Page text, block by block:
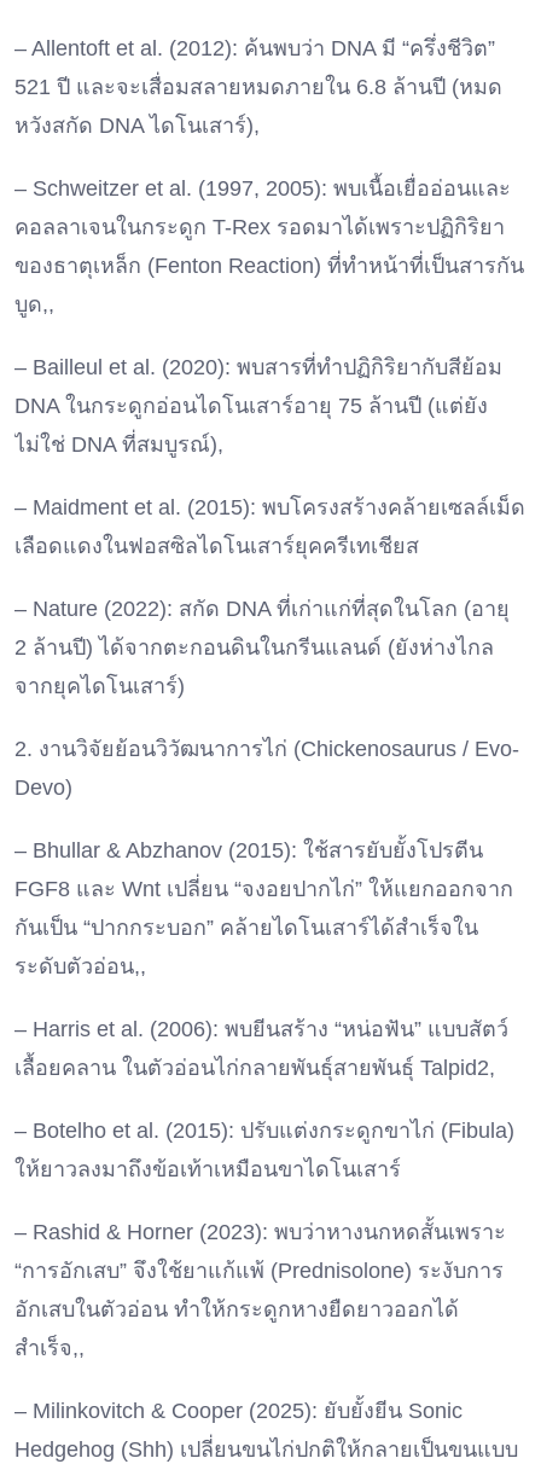
– Allentoft et al. (2012): ค้นพบว่า DNA มี “ครึ่งชีวิต”
521 ปี และจะเสื่อมสลายหมดภายใน 6.8 ล้านปี (หมด
หวังสกัด DNA ไดโนเสาร์),
– Schweitzer et al. (1997, 2005): พบเนื้อเยื่ออ่อนและ
คอลลาเจนในกระดูก T-Rex รอดมาได้เพราะปฏิกิริยา
ของธาตุเหล็ก (Fenton Reaction) ที่ทำหน้าที่เป็นสารกัน
บูด,,
– Bailleul et al. (2020): พบสารที่ทำปฏิกิริยากับสีย้อม
DNA ในกระดูกอ่อนไดโนเสาร์อายุ 75 ล้านปี (แต่ยัง
ไม่ใช่ DNA ที่สมบูรณ์),
– Maidment et al. (2015): พบโครงสร้างคล้ายเซลล์เม็ด
เลือดแดงในฟอสซิลไดโนเสาร์ยุคครีเทเชียส
– Nature (2022): สกัด DNA ที่เก่าแก่ที่สุดในโลก (อายุ
2 ล้านปี) ได้จากตะกอนดินในกรีนแลนด์ (ยังห่างไกล
จากยุคไดโนเสาร์)
2. งานวิจัยย้อนวิวัฒนาการไก่ (Chickenosaurus / Evo-
Devo)
– Bhullar & Abzhanov (2015): ใช้สารยับยั้งโปรตีน
FGF8 และ Wnt เปลี่ยน “จงอยปากไก่” ให้แยกออกจาก
กันเป็น “ปากกระบอก” คล้ายไดโนเสาร์ได้สำเร็จใน
ระดับตัวอ่อน,,
– Harris et al. (2006): พบยีนสร้าง “หน่อฟัน” แบบสัตว์
เลื้อยคลาน ในตัวอ่อนไก่กลายพันธุ์สายพันธุ์ Talpid2,
– Botelho et al. (2015): ปรับแต่งกระดูกขาไก่ (Fibula)
ให้ยาวลงมาถึงข้อเท้าเหมือนขาไดโนเสาร์
– Rashid & Horner (2023): พบว่าหางนกหดสั้นเพราะ
“การอักเสบ” จึงใช้ยาแก้แพ้ (Prednisolone) ระงับการ
อักเสบในตัวอ่อน ทำให้กระดูกหางยืดยาวออกได้
สำเร็จ,,
– Milinkovitch & Cooper (2025): ยับยั้งยีน Sonic
Hedgehog (Shh) เปลี่ยนขนไก่ปกติให้กลายเป็นขนแบบ